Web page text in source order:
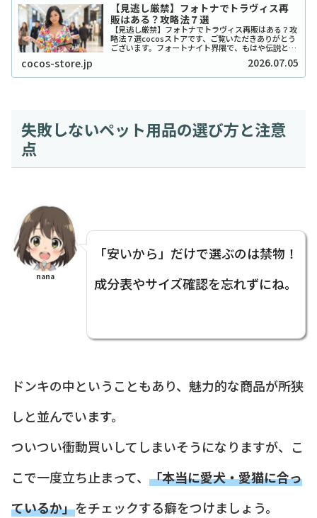
【見逃し厳禁】フォトナでトラヴィス再
販はある？攻略法７選
【見逃し厳禁】フォトナでトラヴィス再販はある？攻
略法７選cocosストアです、ご覧いただきありがとう
ございます。フォートナイト界隈で、もはや伝説とな
いて、気になって夜も眠れないという方も多いの...
cocos-store.jp 2026.07.05
失敗しないペット用品の選び方と注意
点
nana
「安いから」だけで選ぶのは禁物！
成分表やサイズ確認を忘れずにね。
ドンキの中ということもあり、魅力的な商品が所狭
しと並んでいます。
ついつい衝動買いしてしまいそうになりますが、こ
こで一度立ち止まって、 「本当に愛犬・愛猫に合っ
ているか」をチェックする癖をつけましょう。